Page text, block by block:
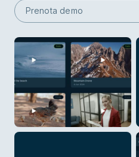
Prenota demo